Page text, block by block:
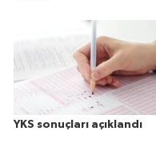
YKS sonuçları açıklandı